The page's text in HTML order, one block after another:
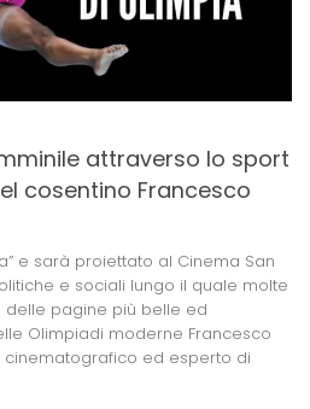
attraverso lo sport
cosentino Francesco
e sarà proiettato al Cinema San
e sociali lungo il quale molte
pagine più belle ed
Olimpiadi moderne Francesco
ed esperto di